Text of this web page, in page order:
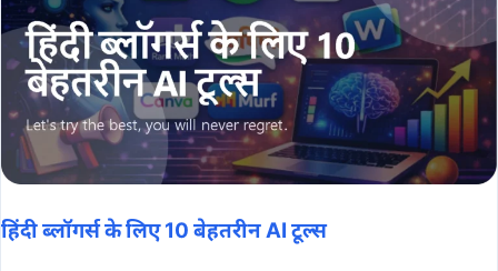
हिंदी ब्लॉगर्स के लिए 10 बेहतरीन AI टूल्स